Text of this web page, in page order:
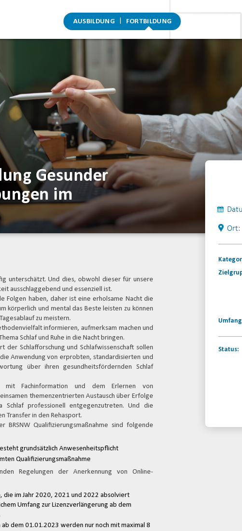
AUSBILDUNG FORTBILDUNG
Gesunder
im
Ort:
Status:
unterschätzt. Und dies, obwohl dieser für unsere
ausschlaggebend und essenziell ist.
Folgen haben, daher ist eine erholsame Nacht die
körperlich und mental das Beste leisten zu können
zu meistern.
informieren, aufmerksam machen und
Schlaf und Ruhe in die Nacht bringen.
Schlafforschung und Schlafwissenschaft sollen
Anwendung von erprobten, standardisierten und
über ihren gesundheitsfördernden Schlaf
Fachinformation und dem Erlernen von
themenzentrierten Austausch über Erfolge
Schlaf professionell entgegenzutreten. Und die
Transfer in den Rehasport.
Qualifizierungsmaßnahme sind folgende
grundsätzlich Anwesenheitspflicht
Qualifizierungsmaßnahme
Regelungen der Anerkennung von Online-
die im Jahr 2020, 2021 und 2022 absolviert
Umfang zur Lizenzverlängerung ab dem
dem 01.01.2023 werden nur noch mit maximal 8